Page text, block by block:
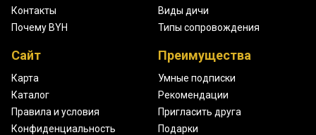
Контакты
Почему BYH
Виды дичи
Типы сопровождения
Сайт
Карта
Каталог
Правила и условия
Конфиденциальность
Преимущества
Умные подписки
Рекомендации
Пригласить друга
Подарки